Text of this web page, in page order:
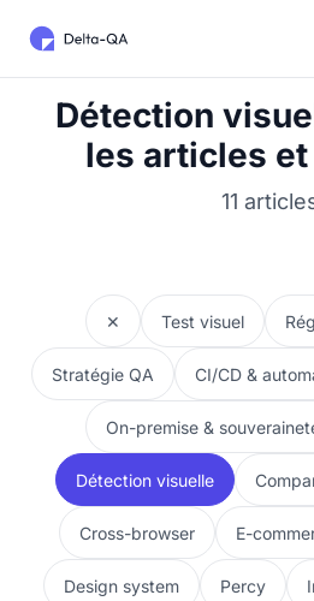
Détection
les articles
11
✕ Test visuel
Stratégie QA CI/CD &
On-premise &
Détection visuelle
Cross-browser E-
Design system Percy